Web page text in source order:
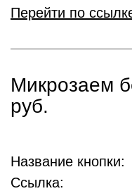
Перейти по
Микрозаем
руб.
Название
Ссылка: